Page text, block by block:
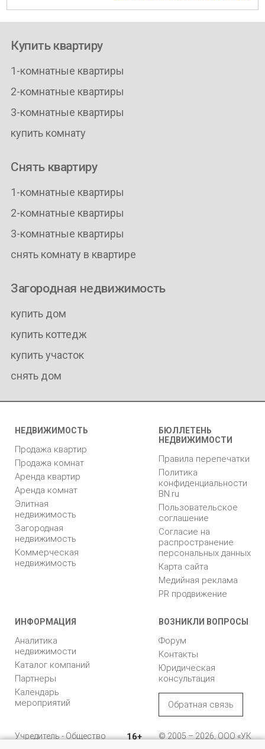
Купить квартиру
1-комнатные квартиры
2-комнатные квартиры
3-комнатные квартиры
купить комнату
Снять квартиру
1-комнатные квартиры
2-комнатные квартиры
3-комнатные квартиры
снять комнату в квартире
Загородная недвижимость
купить дом
купить коттедж
купить участок
снять дом
НЕДВИЖИМОСТЬ
Продажа квартир
Продажа комнат
Аренда квартир
Аренда комнат
Элитная
недвижимость
Загородная
недвижимость
Коммерческая
недвижимость
БЮЛЛЕТЕНЬ
НЕДВИЖИМОСТИ
Правила перепечатки
Политика
конфиденциальности
BN.ru
Пользовательское
соглашение
Согласие на
распространение
персональных данных
Карта сайта
Медийная реклама
PR продвижение
ИНФОРМАЦИЯ
Аналитика
недвижимости
Каталог компаний
Партнеры
Календарь
мероприятий
ВОЗНИКЛИ ВОПРОСЫ
Форум
Контакты
Юридическая
консультация
Обратная связь
Учредитель - Общество
16+
© 2005 – 2026, ООО «УК